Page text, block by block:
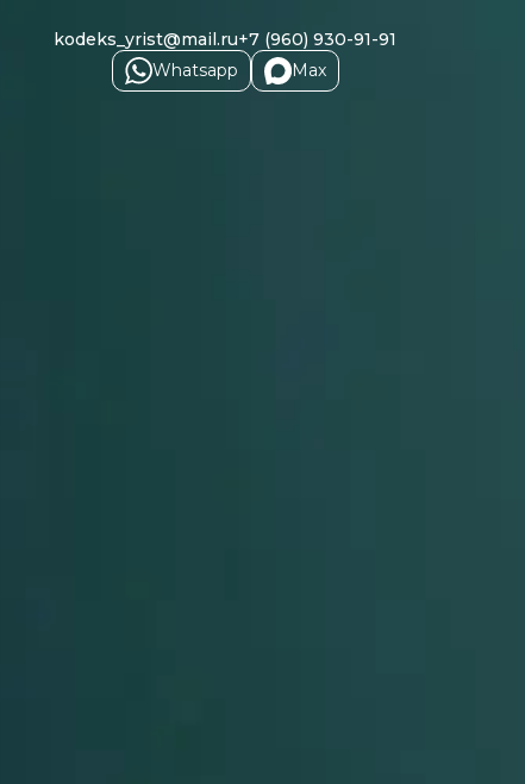
kodeks_yrist@mail.ru+7 (960) 930-91-91
Whatsapp
Max